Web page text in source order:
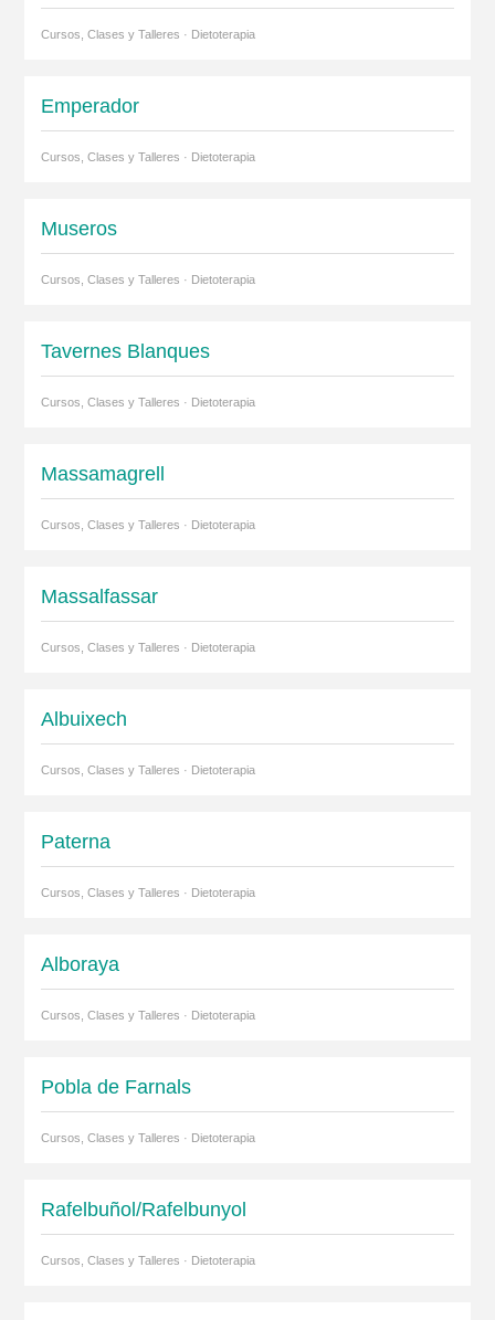
Cursos, Clases y Talleres · Dietoterapia
Emperador
Cursos, Clases y Talleres · Dietoterapia
Museros
Cursos, Clases y Talleres · Dietoterapia
Tavernes Blanques
Cursos, Clases y Talleres · Dietoterapia
Massamagrell
Cursos, Clases y Talleres · Dietoterapia
Massalfassar
Cursos, Clases y Talleres · Dietoterapia
Albuixech
Cursos, Clases y Talleres · Dietoterapia
Paterna
Cursos, Clases y Talleres · Dietoterapia
Alboraya
Cursos, Clases y Talleres · Dietoterapia
Pobla de Farnals
Cursos, Clases y Talleres · Dietoterapia
Rafelbuñol/Rafelbunyol
Cursos, Clases y Talleres · Dietoterapia